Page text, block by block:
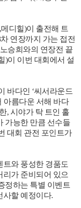
디힐)이 출전해 트
연장까지 가는 접전
승희와의 연장전 끝
)이 이번 대회에서 설
바다인 ‘씨서라운드
아름다운 서해 바다
, 시야가 탁 트인 홀
가능한 만큼 선수들
대회 관전 포인트가
트와 풍성한 경품도
리가 준비되어 있으
정하는 특별 이벤트
사할 예정이다.